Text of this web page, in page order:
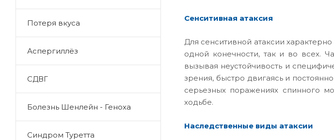
Сенситивная атаксия
Для сенситивной атаксии
одной конечности, так и во всех.
вызывая неустойчивость и
зрения, быстро двигаясь и
серьезных поражениях спинного
ходьбе.
Наследственные виды атаксии
Потеря вкуса
Аспергиллёз
СДВГ
Болезнь Шенлейн - Геноха
Синдром Туретта